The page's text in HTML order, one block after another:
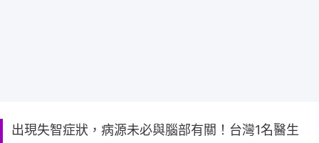
出現失智症狀，病源未必與腦部有關！台灣1名醫生